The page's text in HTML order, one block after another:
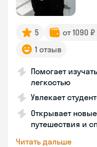
5 от 1090
1 отзыв
Помогает
легкостью
Увлекает
Открывает
путешествия и
Читать дальше